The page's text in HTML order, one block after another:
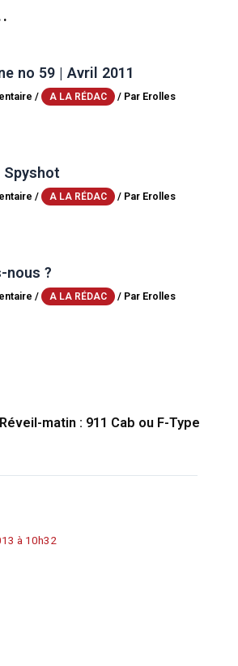
no 59 | Avril 2011
/ A LA RÉDAC / Par Erolles
Spyshot
/ A LA RÉDAC / Par Erolles
nous ?
/ A LA RÉDAC / Par Erolles
matin : 911 Cab ou F-Type
à 10h32